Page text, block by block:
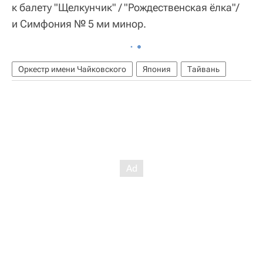
к балету "Щелкунчик" / "Рождественская ёлка"/
и Симфония № 5 ми минор.
Оркестр имени Чайковского Япония Тайвань